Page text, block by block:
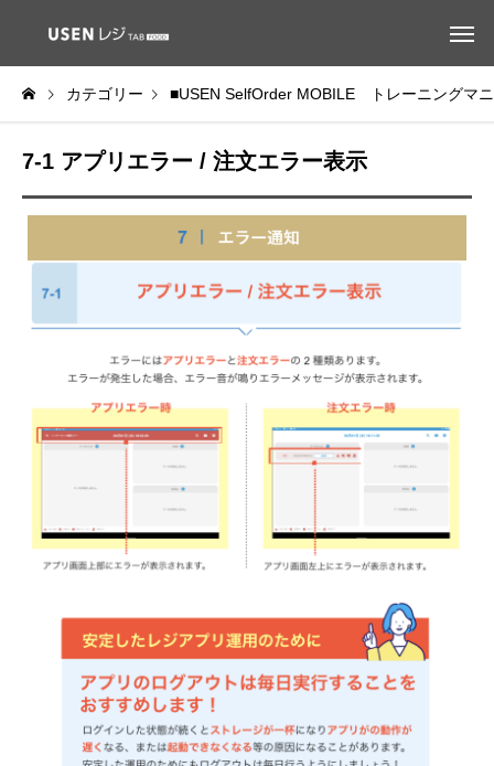
カテゴリー ■USEN SelfOrder MOBILE トレーニングマ
7-1 アプリエラー / 注文エラー表示